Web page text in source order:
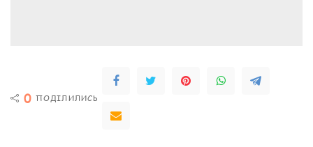
0 ПОДІЛИЛИСЬ